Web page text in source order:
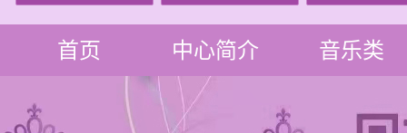
首页 中心简介 音乐类